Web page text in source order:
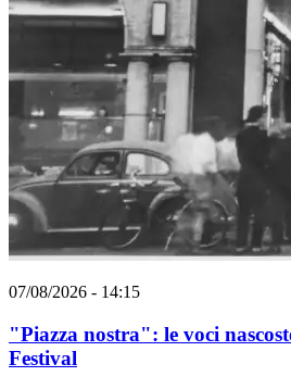
07/08/2026 - 14:15
"Piazza nostra": le voci
Festival